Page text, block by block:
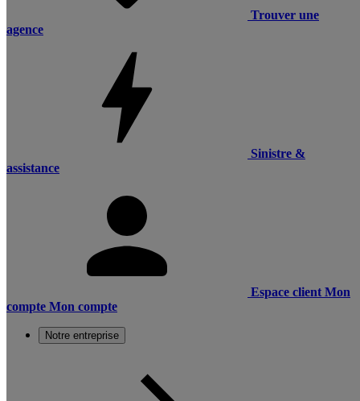
Trouver une
agence
Sinistre &
assistance
Espace client Mon
compte Mon compte
Notre entreprise